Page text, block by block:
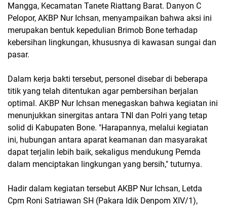
Mangga, Kecamatan Tanete Riattang Barat. Danyon C
Pelopor, AKBP Nur Ichsan, menyampaikan bahwa aksi ini
merupakan bentuk kepedulian Brimob Bone terhadap
kebersihan lingkungan, khususnya di kawasan sungai dan
pasar.
Dalam kerja bakti tersebut, personel disebar di beberapa
titik yang telah ditentukan agar pembersihan berjalan
optimal. AKBP Nur Ichsan menegaskan bahwa kegiatan ini
menunjukkan sinergitas antara TNI dan Polri yang tetap
solid di Kabupaten Bone. "Harapannya, melalui kegiatan
ini, hubungan antara aparat keamanan dan masyarakat
dapat terjalin lebih baik, sekaligus mendukung Pemda
dalam menciptakan lingkungan yang bersih," tuturnya.
Hadir dalam kegiatan tersebut AKBP Nur Ichsan, Letda
Cpm Roni Satriawan SH (Pakara Idik Denpom XIV/1),